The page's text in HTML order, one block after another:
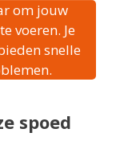
om jouw
voeren. Je
snelle
spoed